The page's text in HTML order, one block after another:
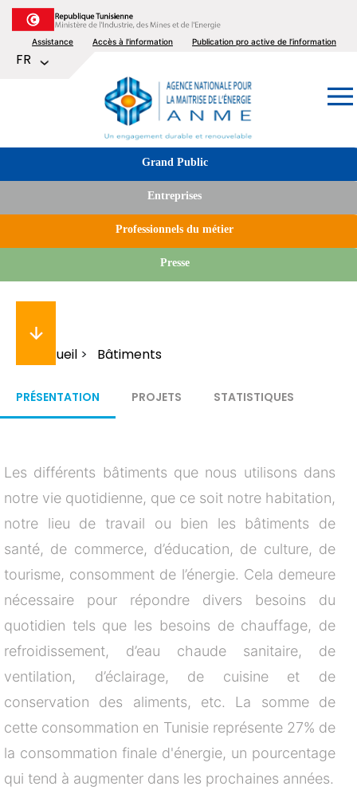
Aller
au
contenu
principal
Top
menu
Assistance Accès à l'information Publication pro active de l’information
FR
Lister les actions supplémentaires
Grand Public
Entreprises
Professionnels du métier
Presse
Fil
d'Ariane
Accueil Bâtiments
PRÉSENTATION PROJETS STATISTIQUES
Les différents bâtiments que nous utilisons dans
notre vie quotidienne, que ce soit notre habitation,
notre lieu de travail ou bien les bâtiments de
santé, de commerce, d’éducation, de culture, de
tourisme, consomment de l’énergie. Cela demeure
nécessaire pour répondre divers besoins du
quotidien tels que les besoins de chauffage, de
refroidissement, d’eau chaude sanitaire, de
ventilation, d’éclairage, de cuisine et de
conservation des aliments, etc. La somme de
cette consommation en Tunisie représente 27% de
la consommation finale d'énergie, un pourcentage
qui tend à augmenter dans les prochaines années.